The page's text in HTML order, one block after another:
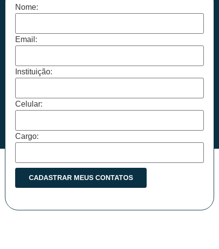
Nome:
Email:
Instituição:
Celular:
Cargo: